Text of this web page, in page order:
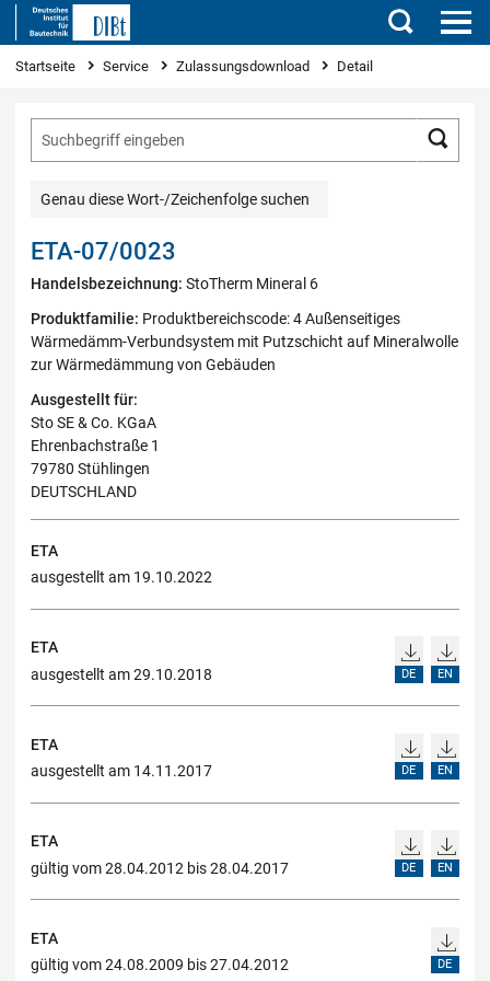
Suchen
Sie sind hier
Startseite Service Zulassungsdownload Detail
Genau diese Wort-/Zeichenfolge suchen
ETA-07/0023
Handelsbezeichnung: StoTherm Mineral 6
Produktfamilie: Produktbereichscode: 4 Außenseitiges
Wärmedämm-Verbundsystem mit Putzschicht auf Mineralwolle
zur Wärmedämmung von Gebäuden
Ausgestellt für:
Sto SE & Co. KGaA
Ehrenbachstraße 1
79780 Stühlingen
DEUTSCHLAND
ETA
ausgestellt am 19.10.2022
ETA
ausgestellt am 29.10.2018
DE EN
ETA
ausgestellt am 14.11.2017
DE EN
ETA
gültig vom 28.04.2012 bis 28.04.2017
DE EN
ETA
gültig vom 24.08.2009 bis 27.04.2012
DE